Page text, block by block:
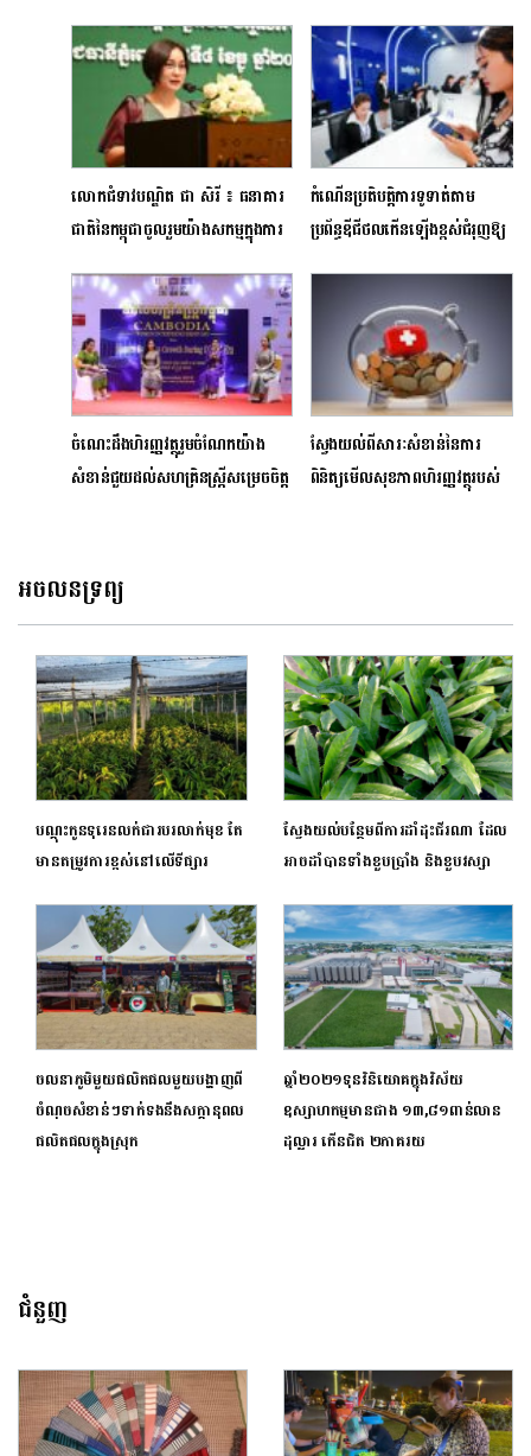
លោកជំទាវបណ្ឌិត ជា សិរី ៖ ធនាគារ
ជាតិនៃកម្ពុជាចូលរួមយ៉ាងសកម្មក្នុងការ
កំណើន​ប្រតិបត្តិការទូទាត់​តាម
ប្រព័ន្ធឌីជីថល​កើនឡើងខ្ពស់ជំរុញឱ្យ​
ចំណេះដឹងហិរញ្ញវត្ថុរួមចំណែកយ៉ាង
សំខាន់ជួយដល់សហគ្រិនស្ត្រីសម្រេចចិត្ត
ស្វែងយល់ពីសារៈសំខាន់នៃការ
ពិនិត្យមើលសុខភាពហិរញ្ញវត្ថុរបស់
អចលនទ្រព្យ
បណ្តុះកូនទុរេនលក់ជារបរលាក់មុខ តែ
មានតម្រូវការខ្ពស់នៅលើទីផ្សារ
ស្វែងយល់បន្ថែមពីការដាំដុះជីរណា ដែល
អាចដាំបានទាំងខួបប្រាំង និងខួបវស្សា
ចលនាភូមិមួយផលិតផលមួយបង្ហាញពី
ចំណុចសំខាន់ៗទាក់ទងនឹងសក្ដានុពល
ផលិតផលក្នុងស្រុក
ឆ្នាំ២០២១ទុនវិនិយោគក្នុងវិស័យ
ឧស្សាហកម្មមានជាង ១៣,៨១ពាន់លាន
ដុល្លារ កើនជិត ២ភាគរយ
ជំនួញ